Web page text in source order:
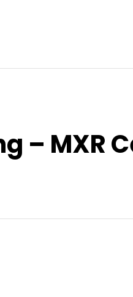
– MXR